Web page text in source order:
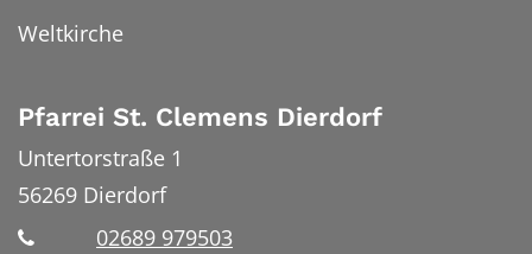
Weltkirche
Pfarrei St. Clemens Dierdorf
Untertorstraße 1
56269 Dierdorf
02689 979503